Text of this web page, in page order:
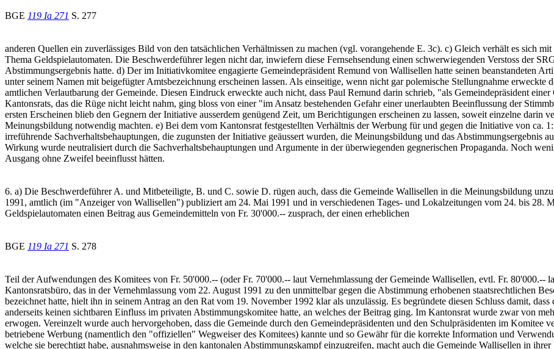
BGE 119 Ia 271 S. 277
anderen Quellen ein zuverlässiges Bild von den tatsächlichen Verhältnissen zu machen (vgl. vorangehende E. 3c). c) Gleich verhält es sich
Thema Geldspielautomaten. Die Beschwerdeführer legen nicht dar, inwiefern diese Fernsehsendung einen schwerwiegenden Verstoss der
Abstimmungsergebnis hatte. d) Der im Initiativkomitee engagierte Gemeindepräsident Remund von Wallisellen hatte seinen beanstandeten
unter seinem Namen mit beigefügter Amtsbezeichnung erscheinen lassen. Als einseitige, wenn nicht gar polemische Stellungnahme
amtlichen Verlautbarung der Gemeinde. Diesen Eindruck erweckte auch nicht, dass Paul Remund darin schrieb, "als Gemeindepräsident
Kantonsrats, das die Rüge nicht leicht nahm, ging bloss von einer "im Ansatz bestehenden Gefahr einer unerlaubten Beeinflussung der
ersten Erscheinen blieb den Gegnern der Initiative ausserdem genügend Zeit, um Berichtigungen erscheinen zu lassen, soweit einzelne darin
Meinungsbildung notwendig machten. e) Bei dem vom Kantonsrat festgestellten Verhältnis der Werbung für und gegen die Initiative von ca.
irreführende Sachverhaltsbehauptungen, die zugunsten der Initiative geäussert wurden, die Meinungsbildung und das Abstimmungsergebnis
Wirkung wurde neutralisiert durch die Sachverhaltsbehauptungen und Argumente in der überwiegenden gegnerischen Propaganda. Noch
Ausgang ohne Zweifel beeinflusst hätten.
6. a) Die Beschwerdeführer A. und Mitbeteiligte, B. und C. sowie D. rügen auch, dass die Gemeinde Wallisellen in die Meinungsbildung
1991, amtlich (im "Anzeiger von Wallisellen") publiziert am 24. Mai 1991 und in verschiedenen Tages- und Lokalzeitungen vom 24. bis 28.
Geldspielautomaten einen Beitrag aus Gemeindemitteln von Fr. 30'000.-- zusprach, der einen erheblichen
BGE 119 Ia 271 S. 278
Teil der Aufwendungen des Komitees von Fr. 50'000.-- (oder Fr. 70'000.-- laut Vernehmlassung der Gemeinde Wallisellen, evtl. Fr.
Kantonsratsbüro, das in der Vernehmlassung vom 22. August 1991 zu den unmittelbar gegen die Abstimmung erhobenen staatsrechtlichen
bezeichnet hatte, hielt ihn in seinem Antrag an den Rat vom 19. November 1992 klar als unzulässig. Es begründete diesen Schluss damit,
anderseits keinen sichtbaren Einfluss im privaten Abstimmungskomitee hatte, an welches der Beitrag ging. Im Kantonsrat wurde zwar von
erwogen. Vereinzelt wurde auch hervorgehoben, dass die Gemeinde durch den Gemeindepräsidenten und den Schulpräsidenten im Komitee
betriebene Werbung (namentlich den "offiziellen" Wegweiser des Komitees) kannte und so Gewähr für die korrekte Information und
welche sie berechtigt habe, ausnahmsweise in den kantonalen Abstimmungskampf einzugreifen, macht auch die Gemeinde Wallisellen in